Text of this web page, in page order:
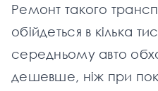
Ремонт такого
обійдеться в кілька
середньому авто
дешевше, ніж при